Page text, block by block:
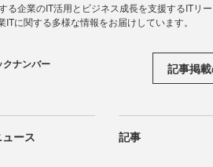
る企業のIT活用とビジネス成長を支援するITリ
に関する多様な情報をお届けしています。
クナンバー 記事掲
ュース 記事